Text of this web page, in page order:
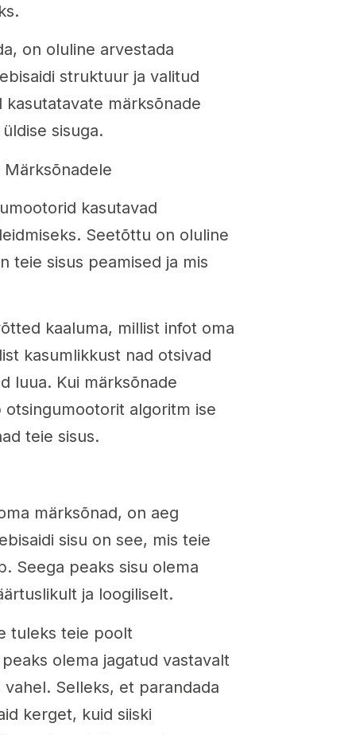
on oluline arvestada
struktuur ja valitud
märksõnade
sisuga.
Märksõnadele
kasutavad
Seetõttu on oluline
teie sisus peamised ja mis
kaaluma, millist infot oma
kasumlikkust nad otsivad
luua. Kui märksõnade
algoritm ise
teie sisus.
märksõnad, on aeg
sisu on see, mis teie
Seega peaks sisu olema
ja loogiliselt.
tuleks teie poolt
olema jagatud vastavalt
Selleks, et parandada
kerget, kuid siiski